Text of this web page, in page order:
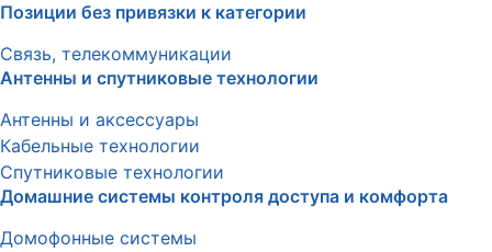
Позиции без привязки к категории
Связь, телекоммуникации
Антенны и спутниковые технологии
Антенны и аксессуары
Кабельные технологии
Спутниковые технологии
Домашние системы контроля доступа и комфорта
Домофонные системы